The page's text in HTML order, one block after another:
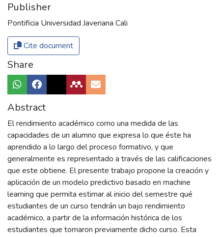
Publisher
Pontificia Universidad Javeriana Cali
Cite document
Share
Abstract
El rendimiento académico como una medida de las
capacidades de un alumno que expresa lo que éste ha
aprendido a lo largo del proceso formativo, y que
generalmente es representado a través de las calificaciones
que este obtiene. El presente trabajo propone la creación y
aplicación de un modelo predictivo basado en machine
learning que permita estimar al inicio del semestre qué
estudiantes de un curso tendrán un bajo rendimiento
académico, a partir de la información histórica de los
estudiantes que tomaron previamente dicho curso. Esta